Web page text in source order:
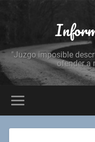
"Juzgo imposible
ofender a